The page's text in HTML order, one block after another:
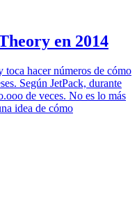
en 2014
hacer números de cómo
Según JetPack, durante
de veces. No es lo más
idea de cómo